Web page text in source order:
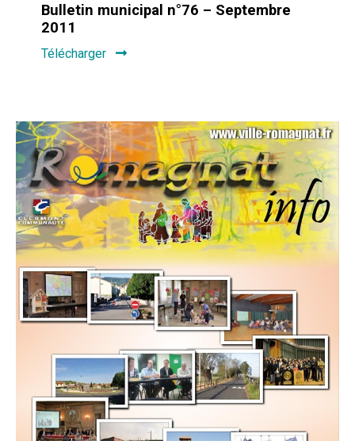
Bulletin municipal n°76 – Septembre
2011
Télécharger